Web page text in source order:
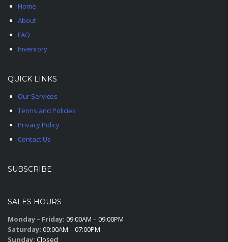
Home
About
FAQ
Inventory
QUICK LINKS
Our Services
Terms and Policies
Privacy Policy
Contact Us
SUBSCRIBE
SALES HOURS
Monday – Friday: 09:00AM – 09:00PM
Saturday: 09:00AM – 07:00PM
Sunday: Closed